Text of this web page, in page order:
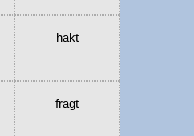
hakt
fragt